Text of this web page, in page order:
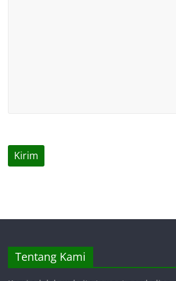
Tentang Kami